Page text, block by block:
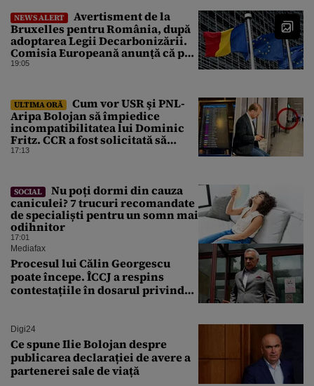
NEWS ALERT
Avertisment de la
Bruxelles pentru România, după
adoptarea Legii Decarbonizării.
Comisia Europeană anunță că pot
fi „consecințe financiare”
19:05
ULTIMA ORĂ
Cum vor USR şi PNL-
Aripa Bolojan să împiedice
incompatibilitatea lui Dominic
Fritz. CCR a fost solicitată să
intervină
17:13
SOCIAL
Nu poți dormi din cauza
caniculei? 7 trucuri recomandate
de specialiști pentru un somn mai
odihnitor
17:01
Mediafax
Procesul lui Călin Georgescu
poate începe. ÎCCJ a respins
contestațiile în dosarul privind
Digi24
Ce spune Ilie Bolojan despre
publicarea declarației de avere a
partenerei sale de viață